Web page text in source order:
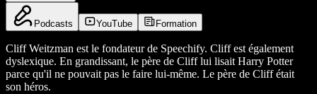
Podcasts YouTube Formation
Cliff Weitzman est le fondateur de Speechify. Cliff est également
dyslexique. En grandissant, le père de Cliff lui lisait Harry Potter
parce qu'il ne pouvait pas le faire lui-même. Le père de Cliff était
son héros.